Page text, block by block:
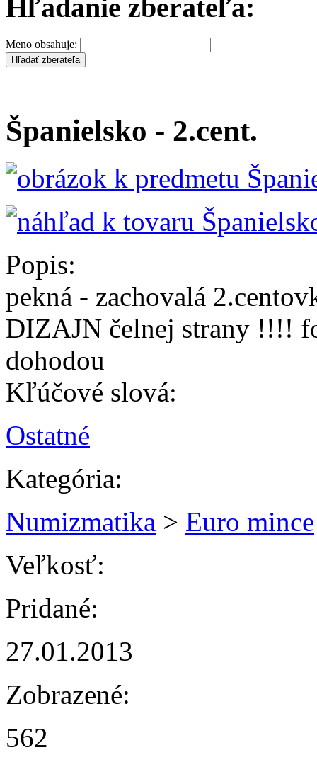
Hľadanie zberateľa:
Meno obsahuje:
Španielsko - 2.cent.
Popis:
pekná - zachovalá
DIZAJN čelnej strany !!!!
dohodou
Kľúčové slová:
Ostatné
Kategória:
Numizmatika > Euro mince
Veľkosť:
Pridané:
27.01.2013
Zobrazené:
562